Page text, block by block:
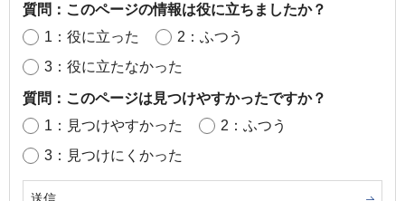
質問：このページの情報は役に立ちましたか？
1：役に立った
2：ふつう
3：役に立たなかった
質問：このページは見つけやすかったですか？
1：見つけやすかった
2：ふつう
3：見つけにくかった